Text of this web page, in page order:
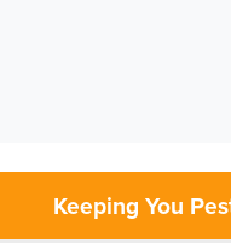
Keeping You